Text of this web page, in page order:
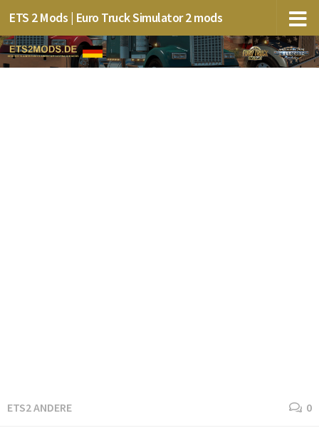
ETS 2 Mods | Euro Truck Simulator 2 mods
ETS2 ANDERE 0